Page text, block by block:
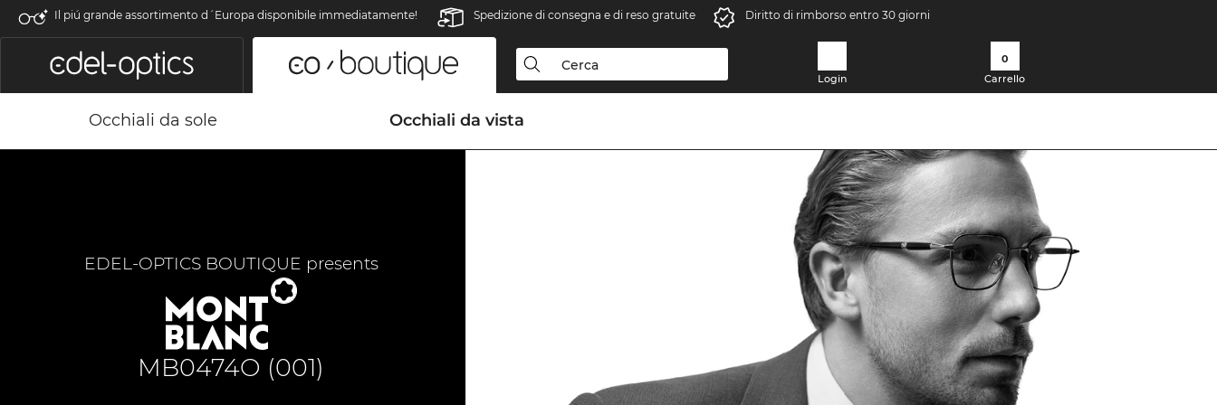
Il piú grande assortimento d´Europa disponibile immediatamente! Spedizione di consegna e di reso gratuite Diritto di rimborso entro 30 giorni
Login
0
Carrello
Occhiali da sole Occhiali da vista
MB0474O (001)
EDEL-OPTICS BOUTIQUE presents